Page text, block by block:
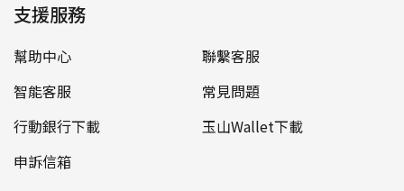
支援服務
幫助中心
聯繫客服
智能客服
常見問題
行動銀行下載
玉山Wallet下載
申訴信箱